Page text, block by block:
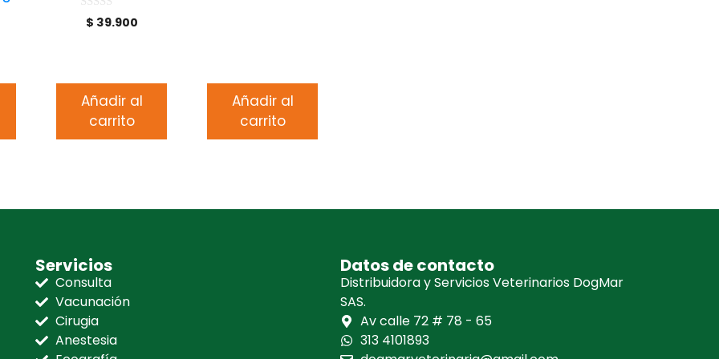
$ 39.900
Añadir al
carrito
Añadir al
carrito
Servicios
Consulta
Vacunación
Cirugia
Anestesia
Datos de contacto
Distribuidora y Servicios Veterinarios DogMar
SAS.
Av calle 72 # 78 - 65
313 4101893